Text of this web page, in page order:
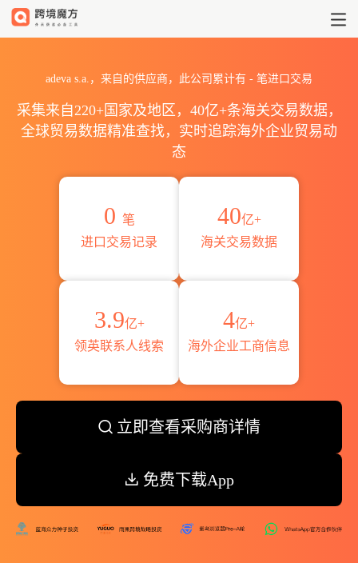
adeva s.a.，来自的供应商，此公司累计有 - 笔进口交易
采集来自220+国家及地区，40亿+条海关交易数据，
全球贸易数据精准查找，实时追踪海外企业贸易动
态
0 笔
进口交易记录
40亿+
海关交易数据
3.9亿+
领英联系人线索
4亿+
海外企业工商信息
立即查看采购商详情
免费下载App